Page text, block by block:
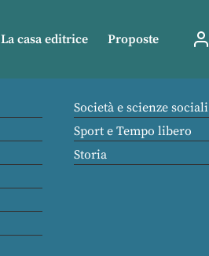
La casa editrice Proposte
Società e scienze sociali
Sport e Tempo libero
Storia